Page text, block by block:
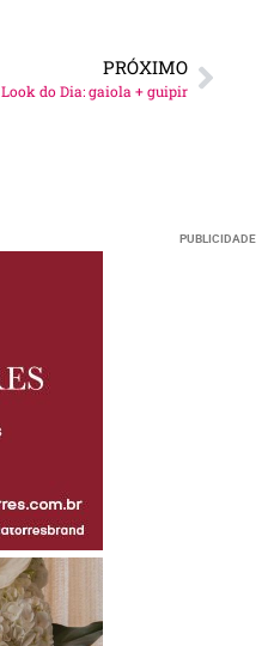
PRÓXIMO
Look do Dia: gaiola + guipir
PUBLICIDADE